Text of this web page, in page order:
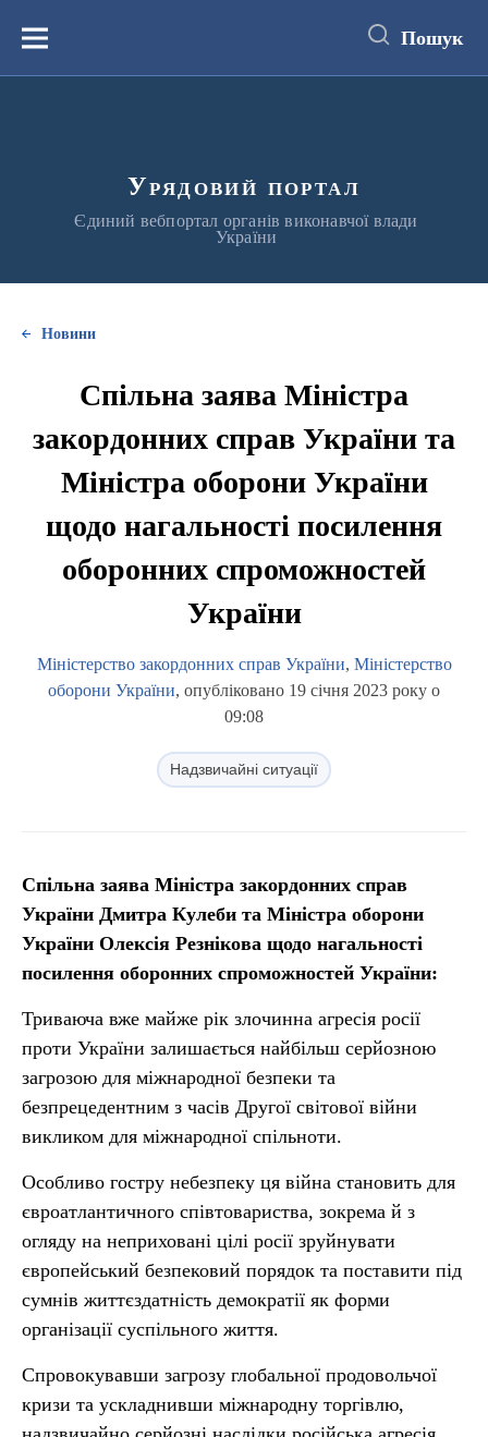
вмістуМеню Пошук
Урядовий портал
Єдиний вебпортал органів виконавчої влади
України
Новини
Спільна заява Міністра
закордонних справ України та
Міністра оборони України
щодо нагальності посилення
оборонних спроможностей
України
Міністерство закордонних справ України, Міністерство
оборони України, опубліковано 19 січня 2023 року о
09:08
Надзвичайні ситуації
Спільна заява Міністра закордонних справ
України Дмитра Кулеби та Міністра оборони
України Олексія Резнікова щодо нагальності
посилення оборонних спроможностей України:
Триваюча вже майже рік злочинна агресія росії
проти України залишається найбільш серйозною
загрозою для міжнародної безпеки та
безпрецедентним з часів Другої світової війни
викликом для міжнародної спільноти.
Особливо гостру небезпеку ця війна становить для
євроатлантичного співтовариства, зокрема й з
огляду на неприховані цілі росії зруйнувати
європейський безпековий порядок та поставити під
сумнів життєздатність демократії як форми
організації суспільного життя.
Спровокувавши загрозу глобальної продовольчої
кризи та ускладнивши міжнародну торгівлю,